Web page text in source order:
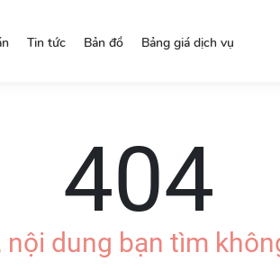
Tin tức Bản đồ Bảng giá dịch vụ
404
nội dung bạn tìm